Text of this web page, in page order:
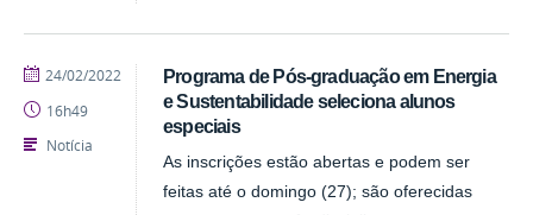
Programa de Pós-graduação em Energia
e Sustentabilidade seleciona alunos
especiais
As inscrições estão abertas e podem ser
feitas até o domingo (27); são oferecidas
publicado
24/02/2022
16h49
Notícia